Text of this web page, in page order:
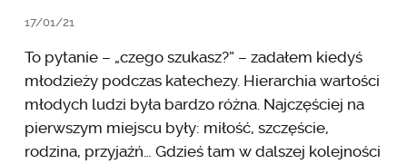
17/01/21
To pytanie – „czego szukasz?” – zadałem kiedyś
młodzieży podczas katechezy. Hierarchia wartości
młodych ludzi była bardzo różna. Najczęściej na
pierwszym miejscu były: miłość, szczęście,
rodzina, przyjaźń… Gdzieś tam w dalszej kolejności